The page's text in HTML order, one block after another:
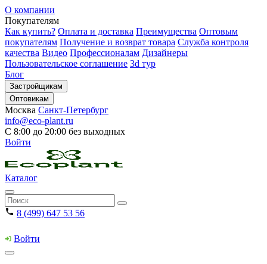
О компании
Покупателям
Как купить? Оплата и доставка Преимущества Оптовым
покупателям Получение и возврат товара Служба контроля
качества Видео Профессионалам Дизайнеры
Пользовательское соглашение 3d тур
Блог
Застройщикам
Оптовикам
Москва Санкт-Петербург
info@eco-plant.ru
С 8:00 до 20:00 без выходных
Войти
Каталог
8 (499) 647 53 56
Войти